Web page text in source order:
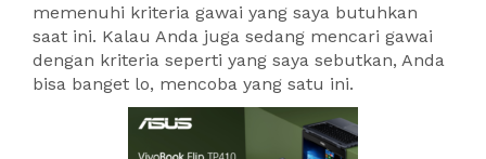
memenuhi kriteria gawai yang saya butuhkan
saat ini. Kalau Anda juga sedang mencari gawai
dengan kriteria seperti yang saya sebutkan, Anda
bisa banget lo, mencoba yang satu ini.